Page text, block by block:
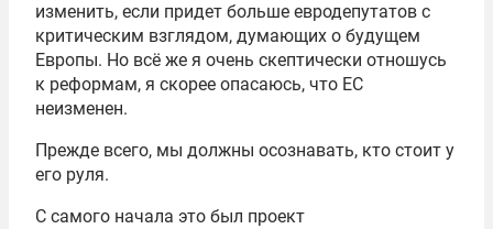
изменить, если придет больше евродепутатов с
критическим взглядом, думающих о будущем
Европы. Но всё же я очень скептически отношусь
к реформам, я скорее опасаюсь, что ЕС
неизменен.
Прежде всего, мы должны осознавать, кто стоит у
его руля.
С самого начала это был проект